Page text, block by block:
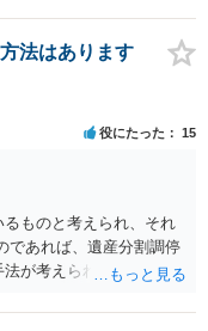
Ｅは常にＢの相続人とな
法はあります
役にたった 15
ものと考えられ、それ
であれば、遺産分割調停
が考えられます。 相続
とどの程度で売却でき